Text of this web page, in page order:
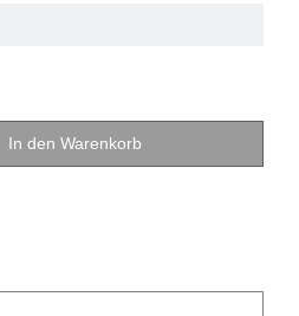
In den Warenkorb